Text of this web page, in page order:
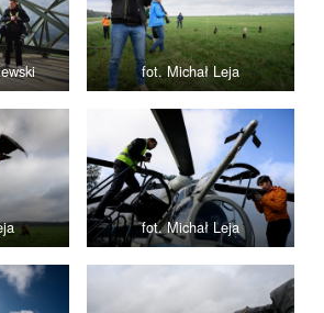
fot. Michał Leja
fot. Michał Leja